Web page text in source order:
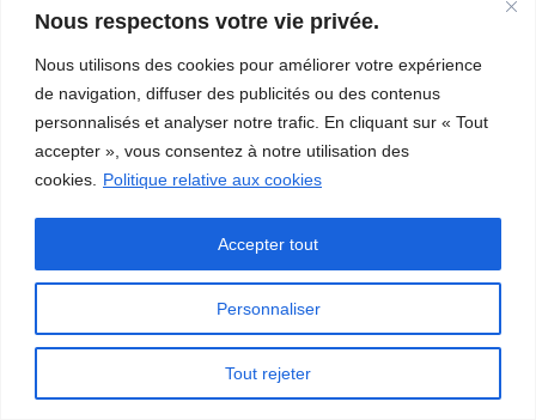
Nous respectons votre vie privée.
Nous utilisons des cookies pour améliorer votre expérience
de navigation, diffuser des publicités ou des contenus
personnalisés et analyser notre trafic. En cliquant sur « Tout
accepter », vous consentez à notre utilisation des
cookies.
Politique relative aux cookies
Personnaliser
Tout rejeter
Accepter tout
signée Paris Claude!
Tous droits réservés -
Politique de confidentialité